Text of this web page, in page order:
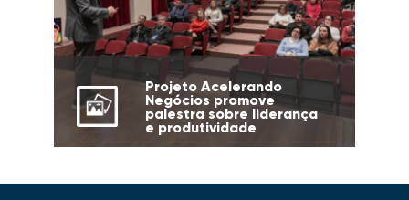
Projeto Acelerando
Negócios promove
palestra sobre liderança
e produtividade